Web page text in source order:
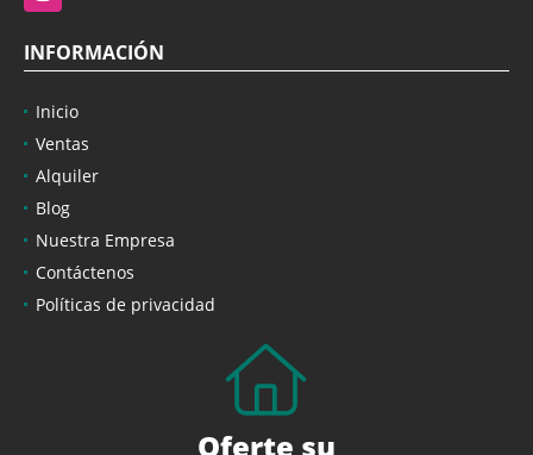
INFORMACIÓN
Inicio
Ventas
Alquiler
Blog
Nuestra Empresa
Contáctenos
Políticas de privacidad
Oferte su